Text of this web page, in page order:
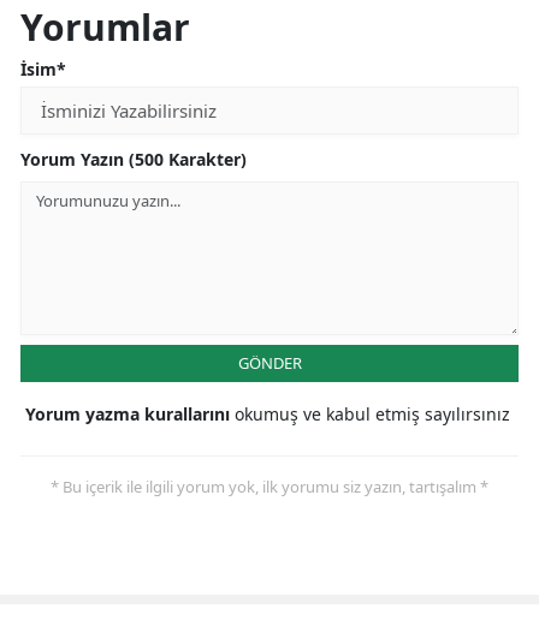
Yorumlar
İsim*
Yorum Yazın (500 Karakter)
GÖNDER
Yorum yazma kurallarını okumuş ve kabul etmiş sayılırsınız
* Bu içerik ile ilgili yorum yok, ilk yorumu siz yazın, tartışalım *